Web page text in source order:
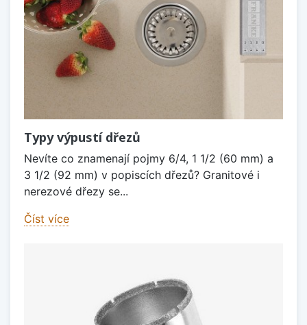
Typy výpustí dřezů
Nevíte co znamenají pojmy 6/4, 1 1/2 (60 mm) a
3 1/2 (92 mm) v popiscích dřezů? Granitové i
nerezové dřezy se...
Číst více